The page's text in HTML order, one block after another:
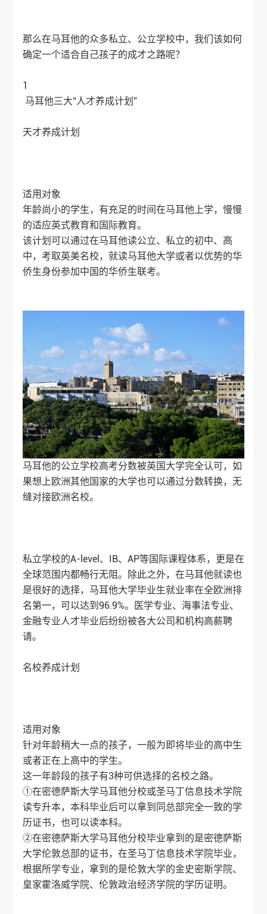
那么在马耳他的众多私立、公立学校中，我们该如何
确定一个适合自己孩子的成才之路呢？
1
马耳他三大“人才养成计划”
天才养成计划
适用对象
年龄尚小的学生，有充足的时间在马耳他上学，慢慢
的适应英式教育和国际教育。
该计划可以通过在马耳他读公立、私立的初中、高
中，考取英美名校，就读马耳他大学或者以优势的华
侨生身份参加中国的华侨生联考。
马耳他的公立学校高考分数被英国大学完全认可，如
果想上欧洲其他国家的大学也可以通过分数转换，无
缝对接欧洲名校。
私立学校的A-level、IB、AP等国际课程体系，更是在
全球范围内都畅行无阻。除此之外，在马耳他就读也
是很好的选择，马耳他大学毕业生就业率在全欧洲排
名第一，可以达到96.9%。医学专业、海事法专业、
金融专业人才毕业后纷纷被各大公司和机构高薪聘
请。
名校养成计划
适用对象
针对年龄稍大一点的孩子，一般为即将毕业的高中生
或者正在上高中的学生。
这一年龄段的孩子有3种可供选择的名校之路。
①在密德萨斯大学马耳他分校或圣马丁信息技术学院
读专升本，本科毕业后可以拿到同总部完全一致的学
历证书，也可以读本科。
②在密德萨斯大学马耳他分校毕业拿到的是密德萨斯
大学伦敦总部的证书，在圣马丁信息技术学院毕业，
根据所学专业，拿到的是伦敦大学的金史密斯学院、
皇家霍洛威学院、伦敦政治经济学院的学历证明。